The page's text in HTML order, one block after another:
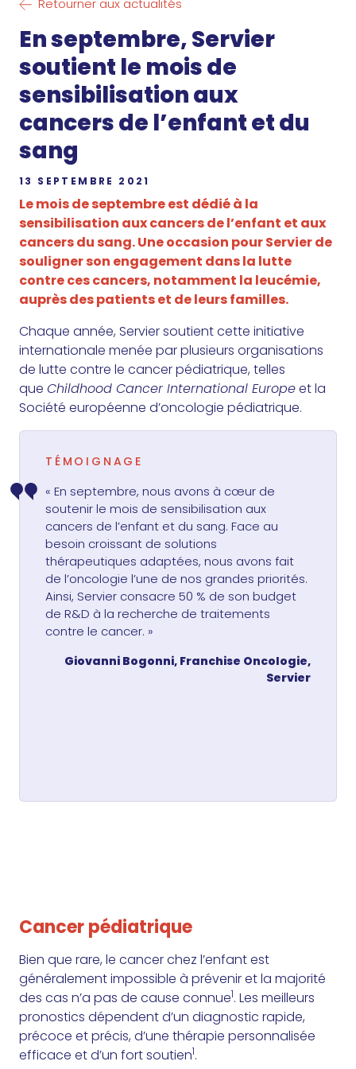
Retourner aux actualités
En septembre, Servier
soutient le mois de
sensibilisation aux
cancers de l’enfant et du
sang
13 SEPTEMBRE 2021
Le mois de septembre est dédié à la
sensibilisation aux cancers de l’enfant et aux
cancers du sang. Une occasion pour Servier de
souligner son engagement dans la lutte
contre ces cancers, notamment la leucémie,
auprès des patients et de leurs familles.
Chaque année, Servier soutient cette initiative
internationale menée par plusieurs organisations
de lutte contre le cancer pédiatrique, telles
que Childhood Cancer International Europeet la
Société européenne d’oncologie pédiatrique.
TÉMOIGNAGE
« En septembre, nous avons à cœur de
soutenir le mois de sensibilisation aux
cancers de l’enfant et du sang. Face au
besoin croissant de solutions
thérapeutiques adaptées, nous avons fait
de l’oncologie l’une de nos grandes priorités.
Ainsi, Servier consacre 50 % de son budget
de R&D à la recherche de traitements
contre le cancer. »
Giovanni Bogonni, Franchise Oncologie,
Servier
Cancer pédiatrique
Bien que rare, le cancer chez l’enfant est
généralement impossible à prévenir et la majorité
des cas n’a pas de cause connue1. Les meilleurs
pronostics dépendent d’un diagnostic rapide,
précoce et précis, d’une thérapie personnalisée
efficace et d’un fort soutien1.